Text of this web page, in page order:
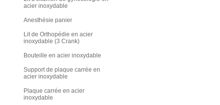
acier inoxydable
Anesthésie panier
Lit de Orthopédie en acier
inoxydable (3 Crank)
Bouteille en acier inoxydable
Support de plaque carrée en
acier inoxydable
Plaque carrée en acier
inoxydable